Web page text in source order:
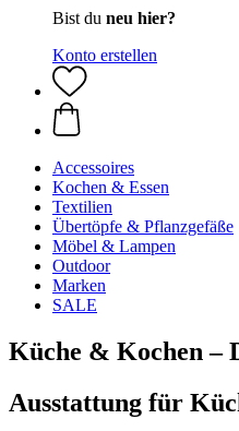
Bist du neu hier?
Konto erstellen
Accessoires
Kochen & Essen
Textilien
Übertöpfe & Pflanzgefäße
Möbel & Lampen
Outdoor
Marken
SALE
Küche & Kochen –
Ausstattung für